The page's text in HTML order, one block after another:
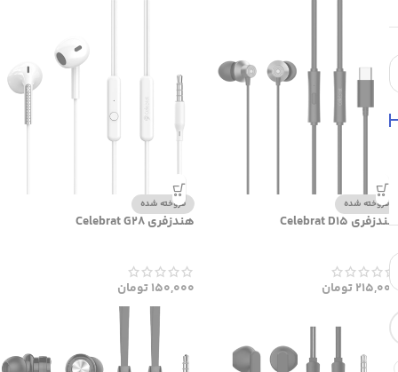
فروخته شده
هندزفری Celebrat D15
215,000تومان
فروخته شده
هندزفری Celebrat G28
150,000تومان